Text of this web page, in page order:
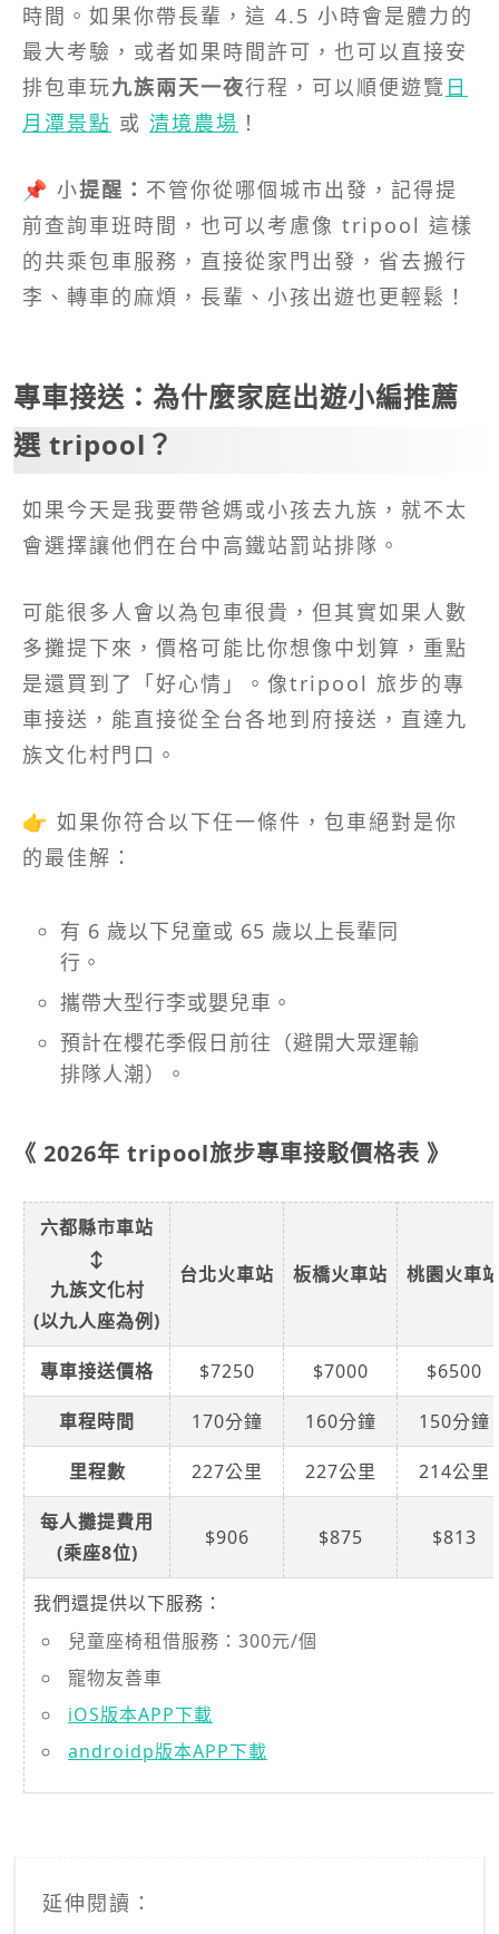
時間。如果你帶長輩，這 4.5 小時會是體力的
最大考驗，或者如果時間許可，也可以直接安
排包車玩九族兩天一夜行程，可以順便遊覽 日
月潭景點 或 清境農場 ！
📌 小提醒： 不管你從哪個城市出發，記得提
前查詢車班時間，也可以考慮像 tripool 這樣
的共乘包車服務，直接從家門出發，省去搬行
李、轉車的麻煩，長輩、小孩出遊也更輕鬆！
專車接送：為什麼家庭出遊小編推薦
選 tripool？
如果今天是我要帶爸媽或小孩去九族，就不太
會選擇讓他們在台中高鐵站罰站排隊。
可能很多人會以為包車很貴，但其實如果人數
多攤提下來，價格可能比你想像中划算，重點
是還買到了「好心情」。像tripool 旅步的專
車接送，能直接從全台各地到府接送，直達九
族文化村門口。
👉 如果你符合以下任一條件，包車絕對是你
的最佳解：
有 6 歲以下兒童或 65 歲以上長輩同
行。
攜帶大型行李或嬰兒車。
預計在櫻花季假日前往（避開大眾運輸
排隊人潮）。
《 2026年 tripool旅步專車接駁價格表 》
六都縣市車站
↕
九族文化村
(以九人座為例)
台北火車站 板橋火車站 桃園火車
專車接送價格 $7250 $7000 $6500
車程時間 170分鐘 160分鐘 150分鐘
里程數 227公里 227公里 214公里
每人攤提費用
(乘座8位)
$906 $875 $813
我們還提供以下服務：
兒童座椅租借服務：300元/個
寵物友善車
iOS版本APP下載
androidp版本APP下載
延伸閱讀：